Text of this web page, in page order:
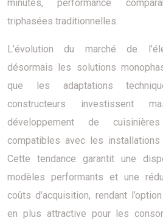
minutes, performance
triphasées traditionnelles.
L’évolution du marché de
désormais les solutions
que les adaptations
constructeurs investissent
développement de
compatibles avec les installations
Cette tendance garantit une
modèles performants et une
coûts d’acquisition, rendant
en plus attractive pour les